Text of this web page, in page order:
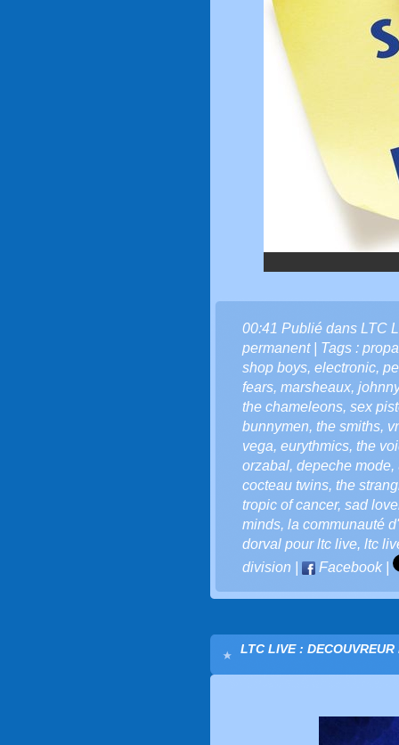
00:41 Publié dans LTC
permanent| Tags :
shop boys, electronic,
fears, marsheaux,
the chameleons, sex
bunnymen, the smiths,
vega, eurythmics, the
orzabal, depeche mode,
cocteau twins, the
tropic of cancer, sad
minds, la communauté
dorval pour ltc live, ltc
division
Facebook|
LTC LIVE : DECOUVREUR